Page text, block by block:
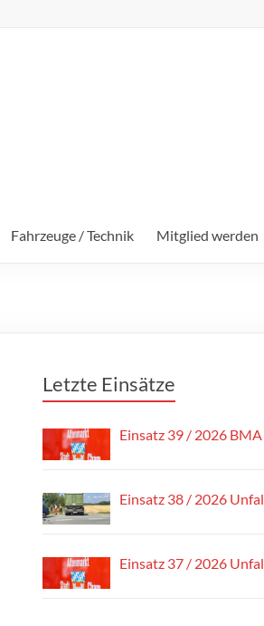
Fahrzeuge / Technik Mitglied werden
Letzte Einsätze
Einsatz 39 / 2026
Einsatz 38 / 2026
Einsatz 37 / 2026